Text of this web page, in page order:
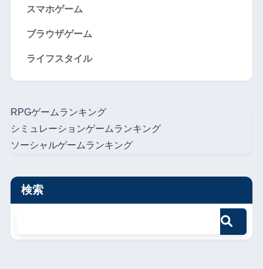
スマホゲーム
ブラウザゲーム
ライフスタイル
RPGゲームランキング
シミュレーションゲームランキング
ソーシャルゲームランキング
検索